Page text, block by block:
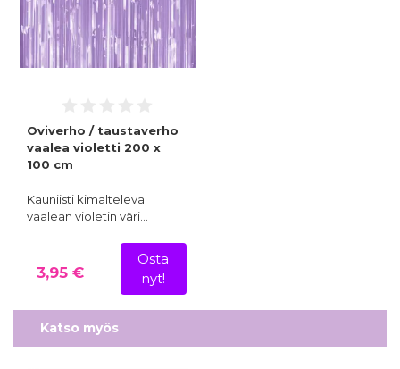
Oviverho / taustaverho
vaalea violetti 200 x
100 cm
Kauniisti kimalteleva
vaalean violetin väri…
3,95 €
Osta
nyt!
Katso myös